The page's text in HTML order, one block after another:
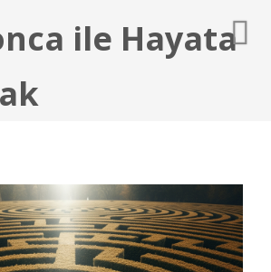
ile Hayata